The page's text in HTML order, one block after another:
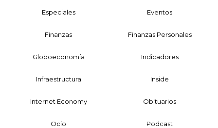
Especiales Eventos
Finanzas Finanzas Personales
Globoeconomía Indicadores
Infraestructura Inside
Internet Economy Obituarios
Ocio Podcast